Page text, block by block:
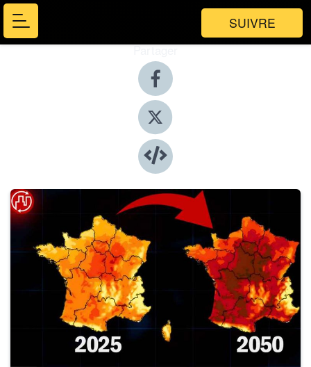
SUIVRE
Partager